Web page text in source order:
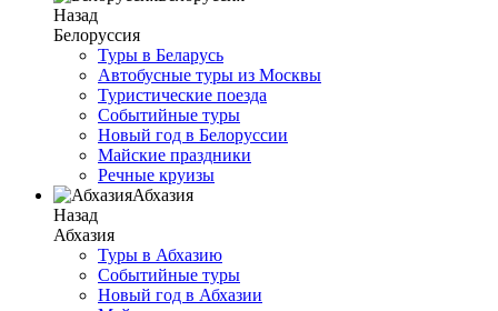
Назад
Белоруссия
Туры в Беларусь
Автобусные туры из Москвы
Туристические поезда
Событийные туры
Новый год в Белоруссии
Майские праздники
Речные круизы
Абхазия
Назад
Абхазия
Туры в Абхазию
Событийные туры
Новый год в Абхазии